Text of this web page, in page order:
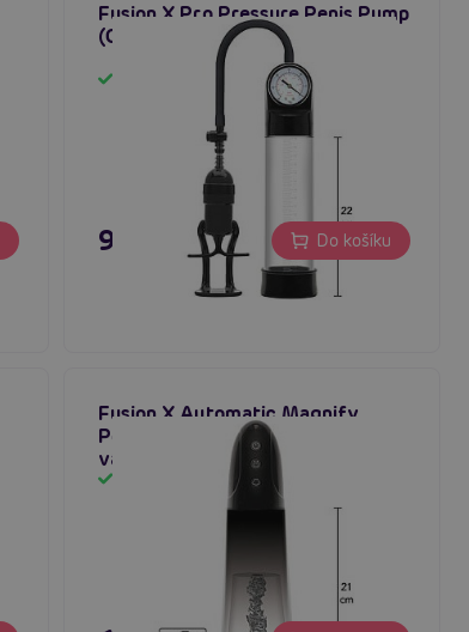
Fusion X Pro Pressure Penis Pump
(Clear), pánská vakuová pumpa
995 Kč Do košíku
Fusion X Automatic Magnify
Penis Pump (Clear), pánská
vakuová pumpa